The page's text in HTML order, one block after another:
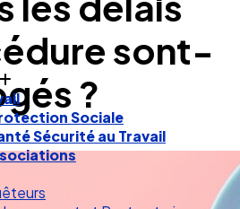
Sociale
Sécurité au Travail
sont-
?